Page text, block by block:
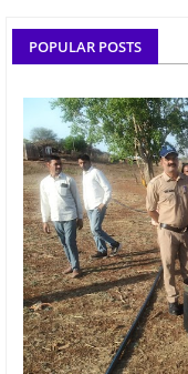
POPULAR POSTS